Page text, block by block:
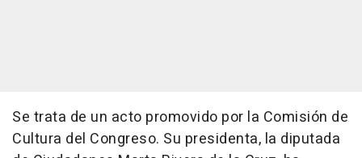
Se trata de un acto promovido por la Comisión de
Cultura del Congreso. Su presidenta, la diputada